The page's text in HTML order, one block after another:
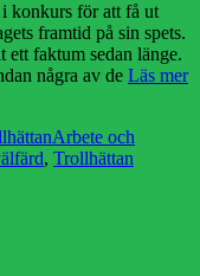
konkurs för att få ut
framtid på sin spets.
faktum sedan länge.
några av de Läs mer
Etiketter
Arbete och
, Trollhättan